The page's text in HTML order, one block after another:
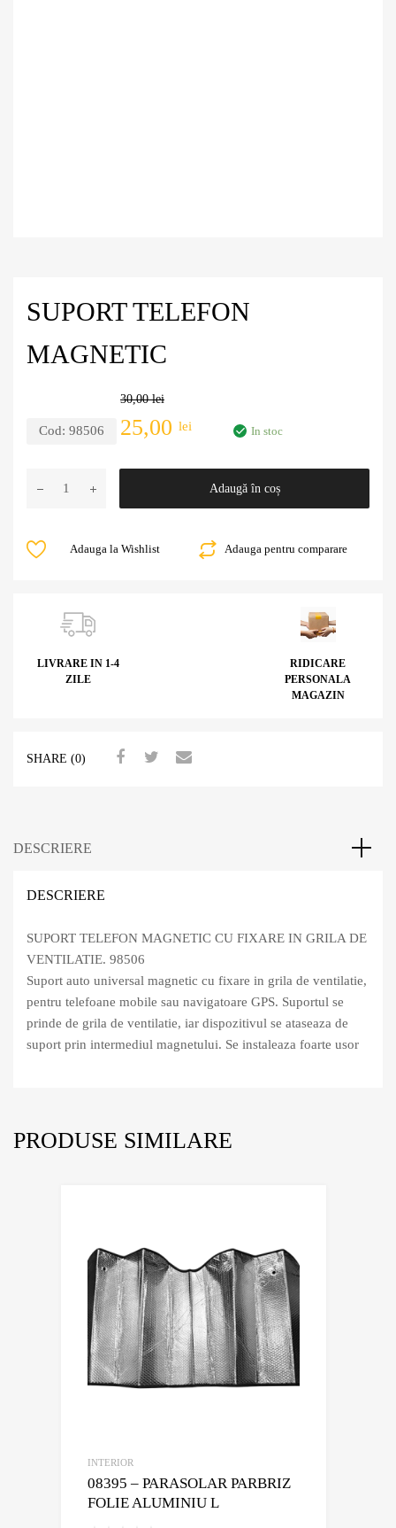
SUPORT TELEFON
MAGNETIC
Cod: 98506
30,00lei
25,00 lei In stoc
Adaugă în coș
Adauga pentru comparare
Adauga la Wishlist
LIVRARE IN 1-4
ZILE
RIDICARE
PERSONALA
MAGAZIN
SHARE (0)
DESCRIERE
DESCRIERE
SUPORT TELEFON MAGNETIC CU FIXARE IN GRILA DE
VENTILATIE. 98506
Suport auto universal magnetic cu fixare in grila de ventilatie,
pentru telefoane mobile sau navigatoare GPS. Suportul se
prinde de grila de ventilatie, iar dispozitivul se ataseaza de
suport prin intermediul magnetului. Se instaleaza foarte usor
PRODUSE SIMILARE
INTERIOR
08395 – PARASOLAR PARBRIZ
FOLIE ALUMINIU L